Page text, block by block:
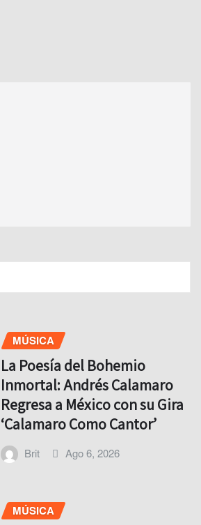
MÚSICA
La Poesía del Bohemio
Inmortal: Andrés Calamaro
Regresa a México con su Gira
‘Calamaro Como Cantor’
Brit Ago 6, 2026
MÚSICA